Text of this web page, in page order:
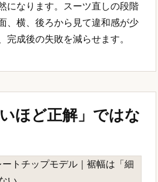
になります。スーツ直しの段階
、横、後ろから見て違和感が少
完成後の失敗を減らせます。
ほど正解」ではな